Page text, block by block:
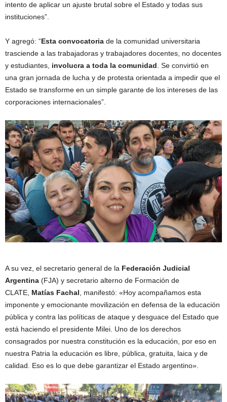
intento de aplicar un ajuste brutal sobre el Estado y todas sus
instituciones”.
Y agregó: “Esta convocatoria de la comunidad universitaria
trasciende a las trabajadoras y trabajadores docentes, no docentes
y estudiantes, involucra a toda la comunidad . Se convirtió en
una gran jornada de lucha y de protesta orientada a impedir que el
Estado se transforme en un simple garante de los intereses de las
corporaciones internacionales”.
A su vez, el secretario general de la Federación Judicial
Argentina (FJA) y secretario alterno de Formación de
CLATE, Matías Fachal , manifestó: «Hoy acompañamos esta
imponente y emocionante movilización en defensa de la educación
pública y contra las políticas de ataque y desguace del Estado que
está haciendo el presidente Milei. Uno de los derechos
consagrados por nuestra constitución es la educación, por eso en
nuestra Patria la educación es libre, pública, gratuita, laica y de
calidad. Eso es lo que debe garantizar el Estado argentino».